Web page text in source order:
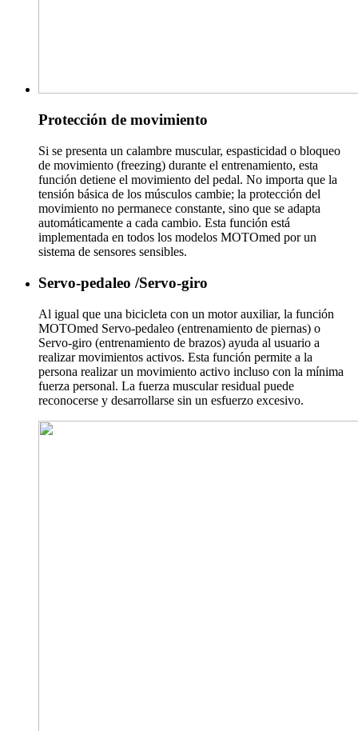
Protección de movimiento
Si se presenta un calambre muscular, espasticidad o bloqueo
de movimiento (freezing) durante el entrenamiento, esta
función detiene el movimiento del pedal. No importa que la
tensión básica de los músculos cambie; la protección del
movimiento no permanece constante, sino que se adapta
automáticamente a cada cambio. Esta función está
implementada en todos los modelos MOTOmed por un
sistema de sensores sensibles.
Servo-pedaleo /Servo-giro
Al igual que una bicicleta con un motor auxiliar, la función
MOTOmed Servo-pedaleo (entrenamiento de piernas) o
Servo-giro (entrenamiento de brazos) ayuda al usuario a
realizar movimientos activos. Esta función permite a la
persona realizar un movimiento activo incluso con la mínima
fuerza personal. La fuerza muscular residual puede
reconocerse y desarrollarse sin un esfuerzo excesivo.